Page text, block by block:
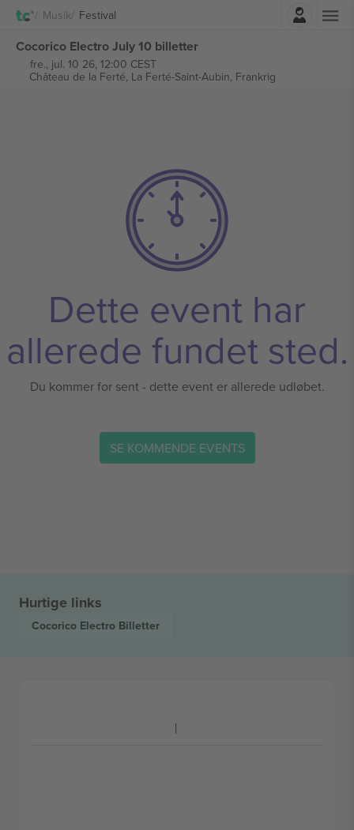
Musik Festival
Cocorico Electro July 10 billetter
fre., jul. 10 26, 12:00 CEST
Château de la Ferté, La Ferté-Saint-Aubin, Frankrig
Dette event har
allerede fundet sted.
Du kommer for sent - dette event er allerede udløbet.
SE KOMMENDE EVENTS
Hurtige links
Cocorico Electro Billetter